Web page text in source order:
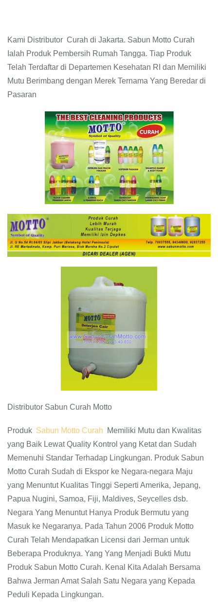
Kami Distributor Curah di Jakarta. Sabun Motto Curah
Ialah Produk Pembersih Rumah Tangga. Tiap Produk
Telah Terdaftar di Departemen Kesehatan RI dan Memiliki
Mutu Berimbang dengan Merek Ternama Yang Beredar di
Pasaran
Distributor Sabun Curah Motto
Produk Sabun Motto Curah
Memiliki Mutu dan Kwalitas
yang Baik Lewat Quality Kontrol yang Ketat dan Sudah
Memenuhi Standar Terhadap Lingkungan. Produk Sabun
Motto Curah Sudah di Ekspor ke Negara-negara Maju
yang Menuntut Kualitas Tinggi Seperti Amerika, Jepang,
Papua Nugini, Samoa, Fiji, Maldives, Seycelles dsb.
Negara Yang Menuntut Hanya Produk Bermutu yang
Masuk ke Negaranya. Pada Tahun 2006 Produk Motto
Curah Telah Mendapatkan Licensi dari Jerman untuk
Beberapa Produknya. Yang Yang Menjadi Bukti Mutu
Produk Sabun Motto Curah. Kenal Kita Adalah Bersama
Bahwa Jerman Amat Salah Satu Negara yang Kepada
Peduli Kepada Lingkungan.